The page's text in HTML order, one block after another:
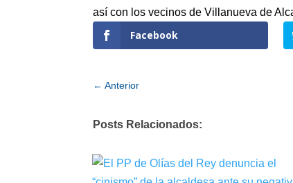
así con los vecinos de Villanueva de
Facebook
←Anterior
Posts Relacionados: